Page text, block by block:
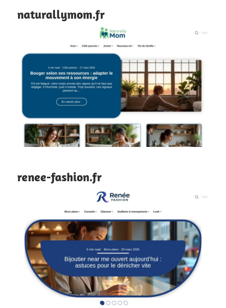
naturallymom.fr
renee-fashion.fr